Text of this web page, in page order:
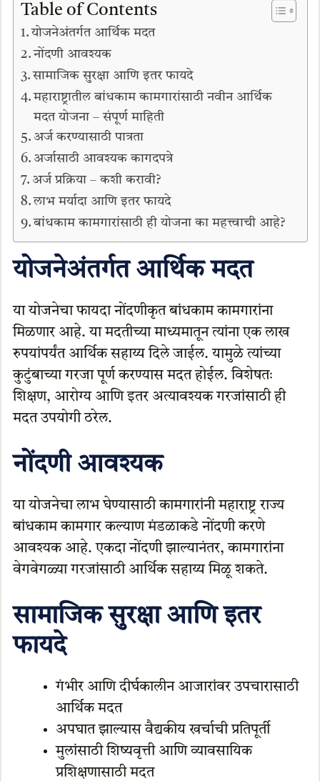
Table of Contents
योजनेअंतर्गत आर्थिक मदत
नोंदणी आवश्यक
सामाजिक सुरक्षा आणि इतर फायदे
महाराष्ट्रातील बांधकाम कामगारांसाठी नवीन आर्थिक
मदत योजना – संपूर्ण माहिती
अर्ज करण्यासाठी पात्रता
अर्जासाठी आवश्यक कागदपत्रे
अर्ज प्रक्रिया – कशी करावी?
लाभ मर्यादा आणि इतर फायदे
बांधकाम कामगारांसाठी ही योजना का महत्त्वाची आहे?
योजनेअंतर्गत आर्थिक मदत
या योजनेचा फायदा नोंदणीकृत बांधकाम कामगारांना
मिळणार आहे. या मदतीच्या माध्यमातून त्यांना एक लाख
रुपयांपर्यंत आर्थिक सहाय्य दिले जाईल. यामुळे त्यांच्या
कुटुंबाच्या गरजा पूर्ण करण्यास मदत होईल. विशेषतः
शिक्षण, आरोग्य आणि इतर अत्यावश्यक गरजांसाठी ही
मदत उपयोगी ठरेल.
नोंदणी आवश्यक
या योजनेचा लाभ घेण्यासाठी कामगारांनी महाराष्ट्र राज्य
बांधकाम कामगार कल्याण मंडळाकडे नोंदणी करणे
आवश्यक आहे. एकदा नोंदणी झाल्यानंतर, कामगारांना
वेगवेगळ्या गरजांसाठी आर्थिक सहाय्य मिळू शकते.
सामाजिक सुरक्षा आणि इतर
फायदे
गंभीर आणि दीर्घकालीन आजारांवर उपचारासाठी
आर्थिक मदत
अपघात झाल्यास वैद्यकीय खर्चाची प्रतिपूर्ती
मुलांसाठी शिष्यवृत्ती आणि व्यावसायिक
प्रशिक्षणासाठी मदत